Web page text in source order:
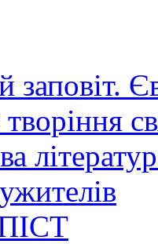
заповіт.